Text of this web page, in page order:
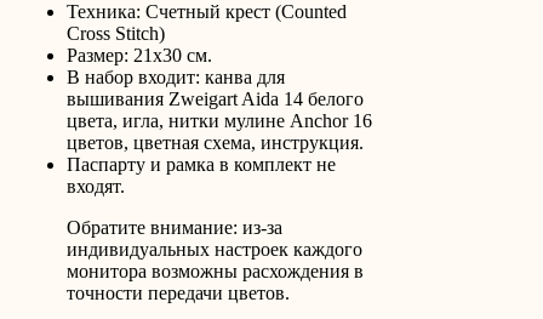
Техника: Счетный крест (Counted
Cross Stitch)
Размер: 21х30 см.
В набор входит: канва для
вышивания Zweigart Aida 14 белого
цвета, игла, нитки мулине Anchor 16
цветов, цветная схема, инструкция.
Паспарту и рамка в комплект не
входят.
Обратите внимание: из-за
индивидуальных настроек каждого
монитора возможны расхождения в
точности передачи цветов.